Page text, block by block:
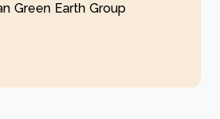
Green Earth Group